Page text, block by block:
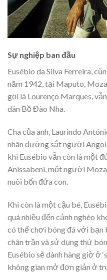
Sự nghiệp ban đầu
Eusébio da Silva Ferreira,
năm 1942, tại Maputo,
gọi là Lourenço Marques,
dân Bồ Đào Nha.
Cha của anh, Laurindo
nhân đường sắt người
khi Eusébio vẫn còn là một
Anissabeni, một người
nuôi bốn đứa con.
Khi còn là một cậu bé,
quá nhiều đến cảnh nghèo
có thể chơi bóng đá với bạn
chân trần và sử dụng thứ
Eusébio sẽ dành hàng giờ ở
không gian mở đơn giản ở